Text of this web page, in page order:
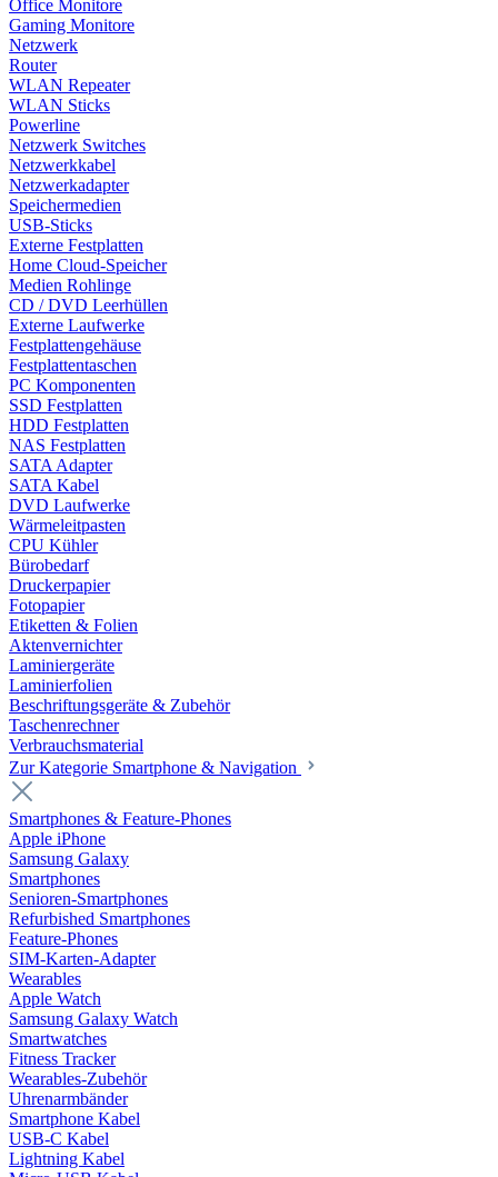
Office Monitore
Gaming Monitore
Netzwerk
Router
WLAN Repeater
WLAN Sticks
Powerline
Netzwerk Switches
Netzwerkkabel
Netzwerkadapter
Speichermedien
USB-Sticks
Externe Festplatten
Home Cloud-Speicher
Medien Rohlinge
CD / DVD Leerhüllen
Externe Laufwerke
Festplattengehäuse
Festplattentaschen
PC Komponenten
SSD Festplatten
HDD Festplatten
NAS Festplatten
SATA Adapter
SATA Kabel
DVD Laufwerke
Wärmeleitpasten
CPU Kühler
Bürobedarf
Druckerpapier
Fotopapier
Etiketten & Folien
Aktenvernichter
Laminiergeräte
Laminierfolien
Beschriftungsgeräte & Zubehör
Taschenrechner
Verbrauchsmaterial
Zur Kategorie Smartphone & Navigation
Smartphones & Feature-Phones
Apple iPhone
Samsung Galaxy
Smartphones
Senioren-Smartphones
Refurbished Smartphones
Feature-Phones
SIM-Karten-Adapter
Wearables
Apple Watch
Samsung Galaxy Watch
Smartwatches
Fitness Tracker
Wearables-Zubehör
Uhrenarmbänder
Smartphone Kabel
USB-C Kabel
Lightning Kabel